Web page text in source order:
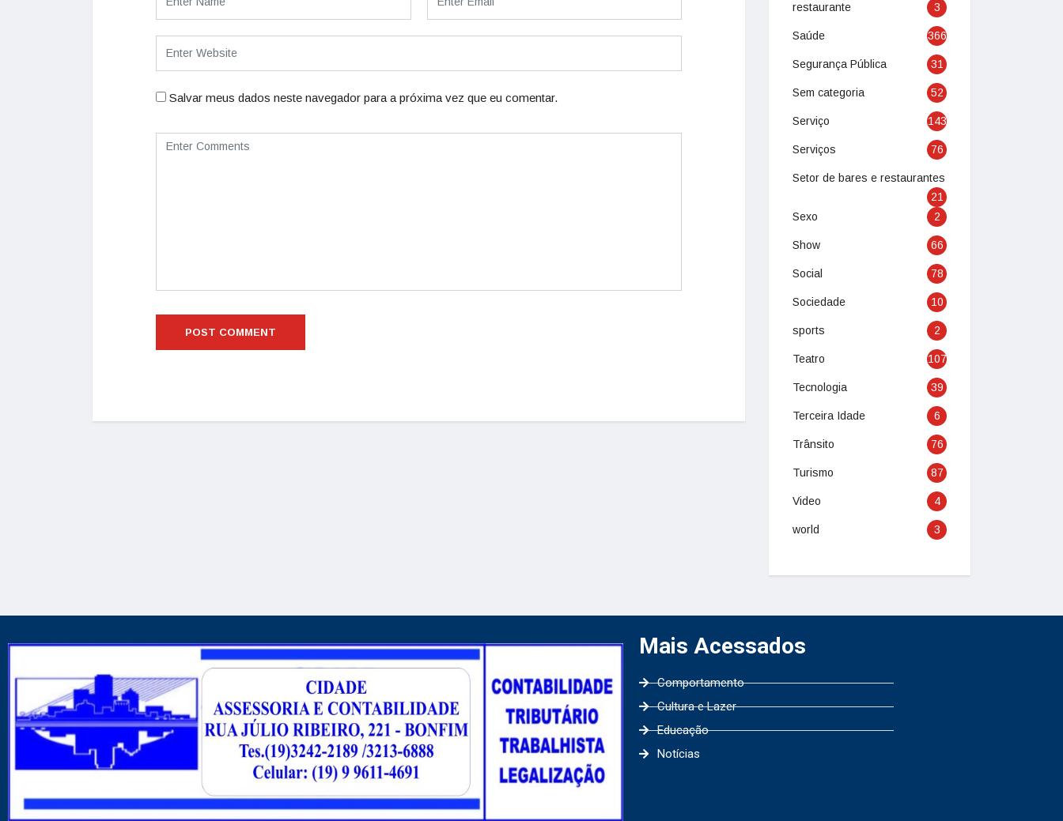
Salvar meus dados neste navegador para a próxima vez que eu comentar.
restaurante 3
Saúde 366
Segurança Pública 31
Sem categoria 52
Serviço 143
Serviços 76
Setor de bares e restaurantes
21
Sexo
2
Show 66
Social 78
Sociedade 10
sports 2
Teatro 107
Tecnologia 39
Terceira Idade 6
Trânsito 76
Turismo 87
Video 4
world 3
Mais Acessados
Comportamento
Cultura e Lazer
Educação
Notícias